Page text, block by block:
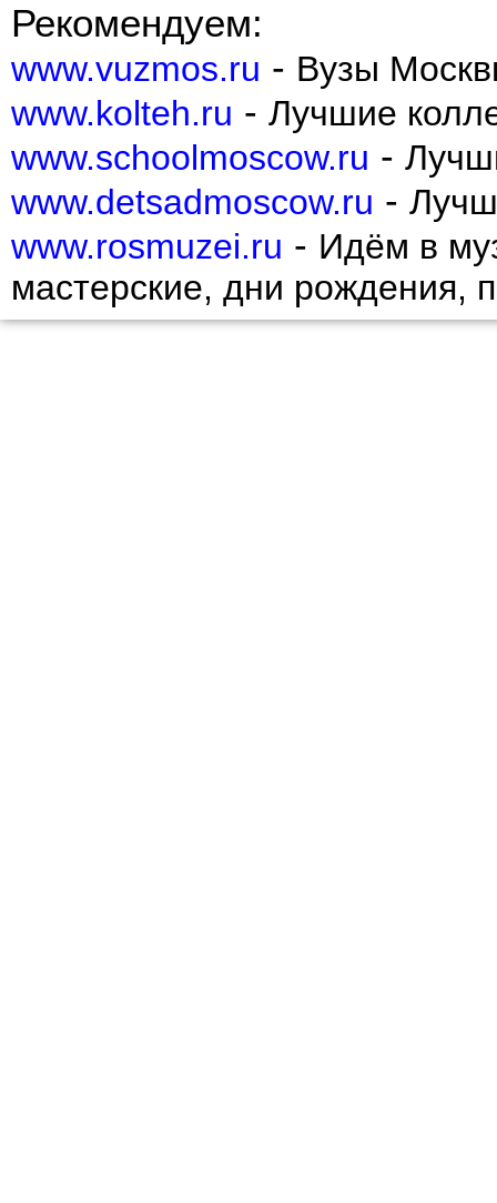
Рекомендуем:
www.vuzmos.ru - Вузы
www.kolteh.ru - Лучшие
www.schoolmoscow.ru -
www.detsadmoscow.ru -
www.rosmuzei.ru - Идём в
мастерские, дни рождения,